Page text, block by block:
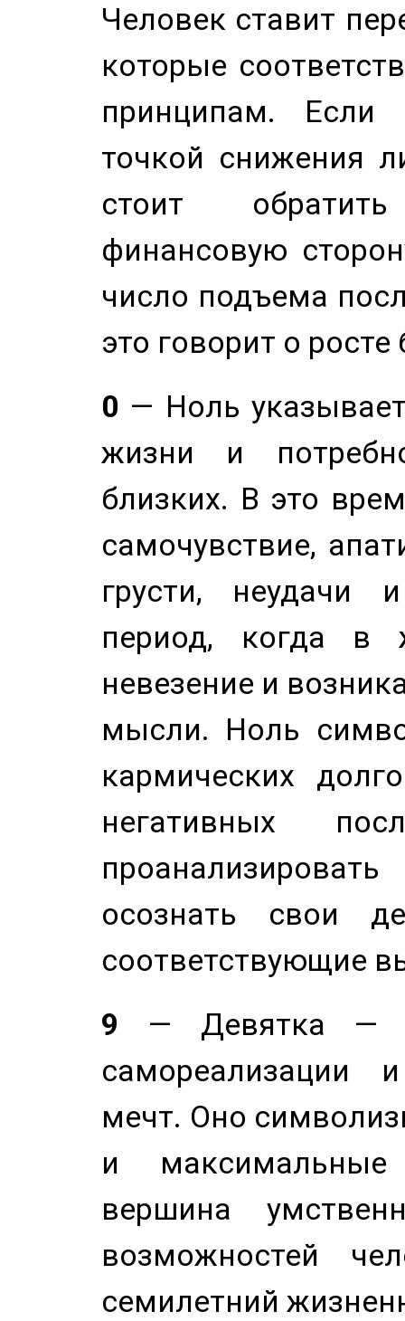
Человек ставит
которые
принципам. Если
точкой снижения
стоит
финансовую
число подъема
это говорит о
0 — Ноль
жизни и
близких. В это
самочувствие,
грусти, неудачи
период, когда в
невезение и
мысли. Ноль
кармических
негативных
осознать свои
соответствующие
9 — Девятка —
самореализации
мечт. Оно
и
вершина
возможностей
семилетний